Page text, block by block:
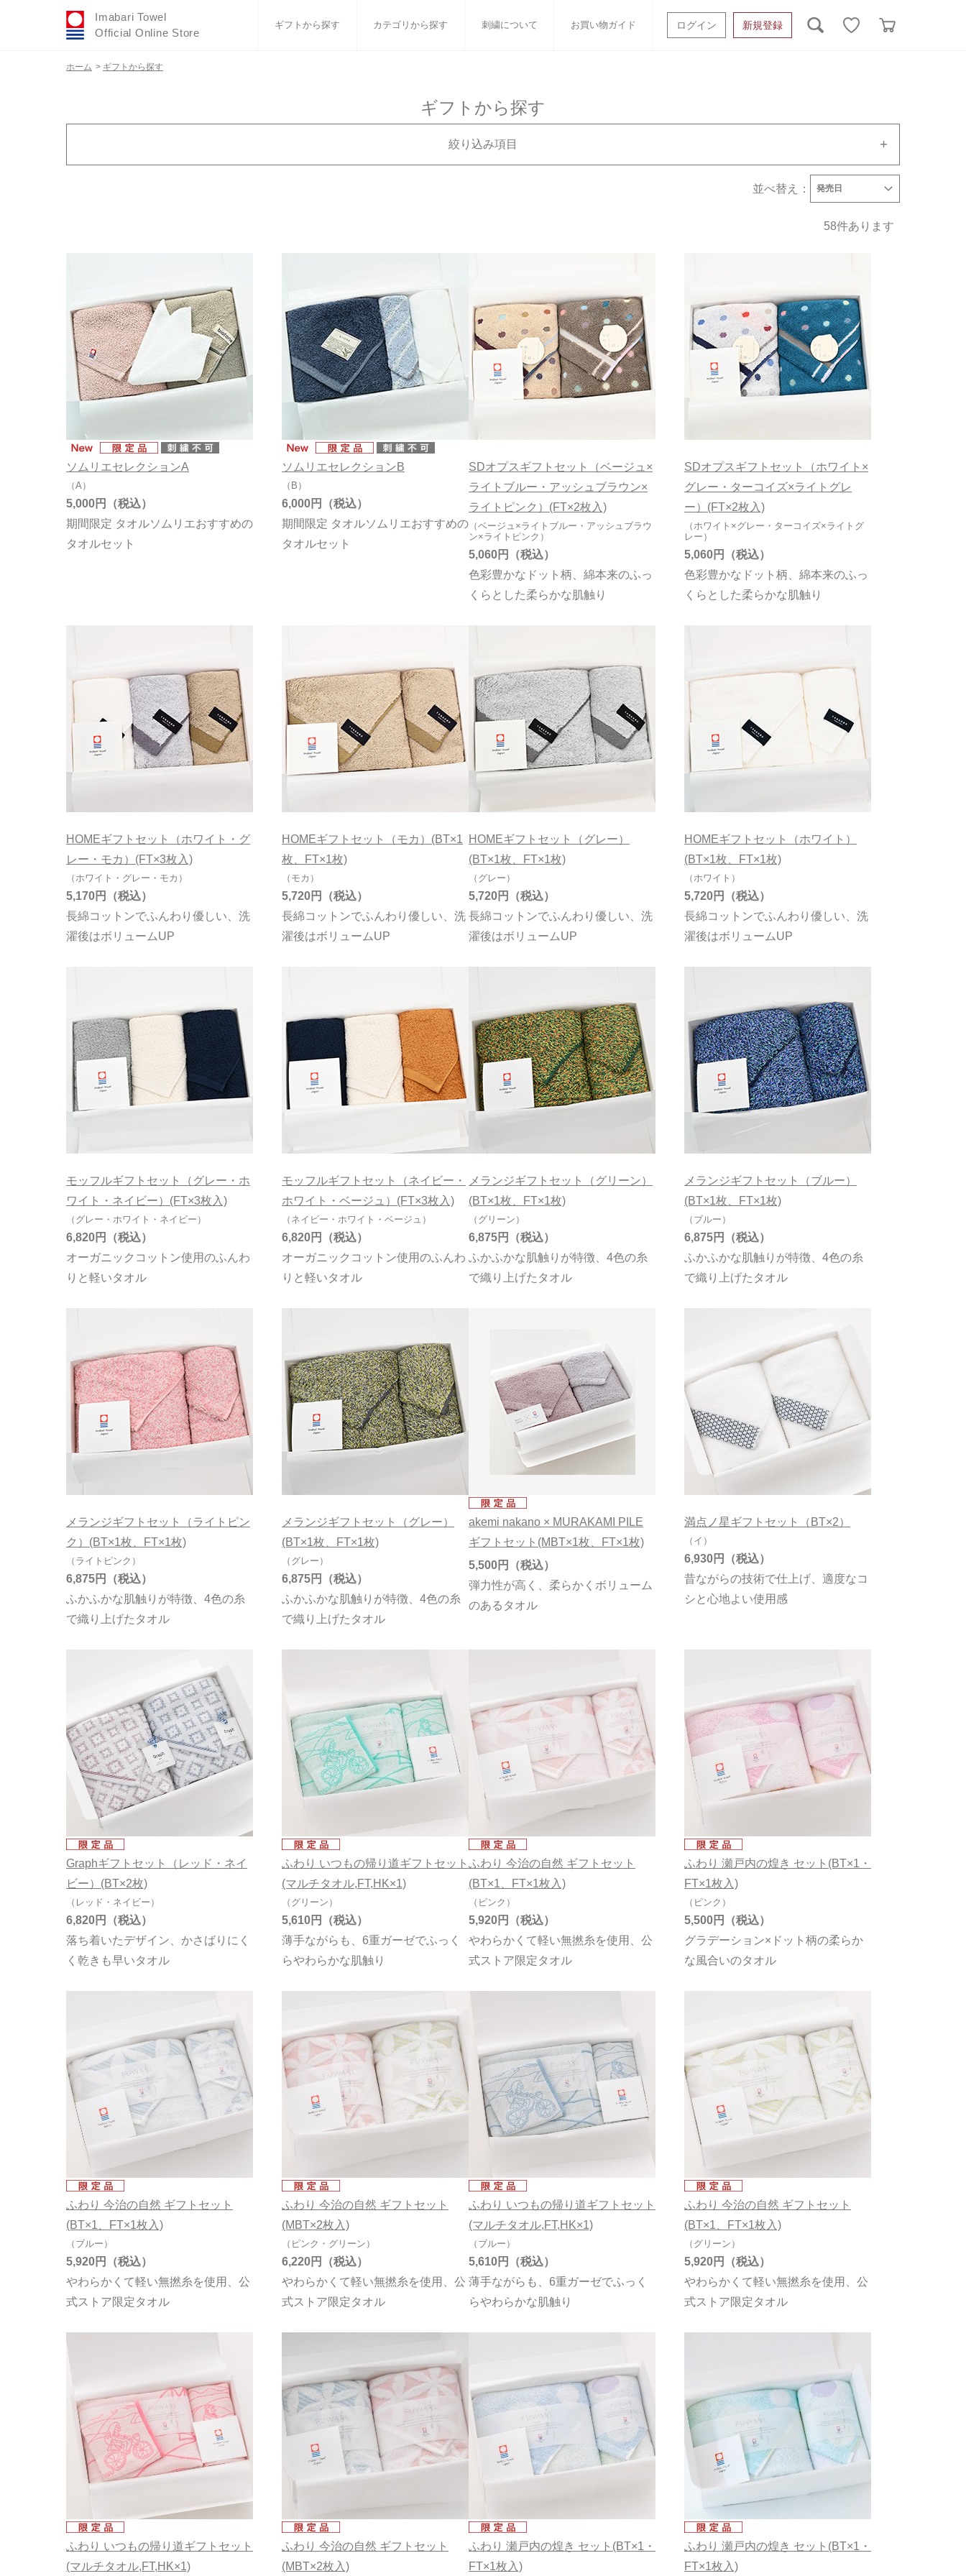
Imabari Towel
Official Online Store
ギフトから探す カテゴリから探す 刺繍について お買い物ガイド ログイン 新規登録
ウェディング 小さなお返し・お餞別 オーガニック
タオルハンカチ ベビーグッズ マフラー 衣類 タオルケット類
刺繍
ホーム > ギフトから探す
絞り込み項目
その他カラー無地
柄物 6,000円～6,999円
7,000円～7,999円
8,000円～8,999円
9,000円～9,999円
10,000円以上
オーガニック
タオルメーカーで絞り込む
田中産業
正岡タオル
丸山タオル
吉井タオル
杉野綿業
無撚糸
オーガニック
ギフトから探す
並べ替え： 発売日
58件あります
ソムリエセレクションA
（A）
期間限定 タオルソムリエおすすめの
タオルセット
5,000円
ソムリエセレクションB
（B）
期間限定 タオルソムリエおすすめの
タオルセット
6,000円
SDオプスギフトセット（ベージュ×
ライトブルー・アッシュブラウン×
ライトピンク）(FT×2枚入)
（ベージュ×ライトブルー・アッシュブラウ
ン×ライトピンク）
色彩豊かなドット柄、綿本来のふっ
くらとした柔らかな肌触り
5,060円
SDオプスギフトセット（ホワイト×
グレー・ターコイズ×ライトグレ
ー）(FT×2枚入)
（ホワイト×グレー・ターコイズ×ライトグ
レー）
色彩豊かなドット柄、綿本来のふっ
くらとした柔らかな肌触り
5,060円
HOMEギフトセット（ホワイト・グ
レー・モカ）(FT×3枚入)
（ホワイト・グレー・モカ）
長綿コットンでふんわり優しい、洗
濯後はボリュームUP
5,170円
HOMEギフトセット（モカ）(BT×1
枚、FT×1枚)
（モカ）
長綿コットンでふんわり優しい、洗
濯後はボリュームUP
5,720円
HOMEギフトセット（グレー）
(BT×1枚、FT×1枚)
（グレー）
長綿コットンでふんわり優しい、洗
濯後はボリュームUP
5,720円
HOMEギフトセット（ホワイト）
(BT×1枚、FT×1枚)
（ホワイト）
長綿コットンでふんわり優しい、洗
濯後はボリュームUP
5,720円
モッフルギフトセット（グレー・ホ
ワイト・ネイビー）(FT×3枚入)
（グレー・ホワイト・ネイビー）
オーガニックコットン使用のふんわ
りと軽いタオル
6,820円
モッフルギフトセット（ネイビー・
ホワイト・ベージュ）(FT×3枚入)
（ネイビー・ホワイト・ベージュ）
オーガニックコットン使用のふんわ
りと軽いタオル
6,820円
メランジギフトセット（グリーン）
(BT×1枚、FT×1枚)
（グリーン）
ふかふかな肌触りが特徴、4色の糸
で織り上げたタオル
6,875円
メランジギフトセット（ブルー）
(BT×1枚、FT×1枚)
（ブルー）
ふかふかな肌触りが特徴、4色の糸
で織り上げたタオル
6,875円
メランジギフトセット（ライトピン
ク）(BT×1枚、FT×1枚)
（ライトピンク）
ふかふかな肌触りが特徴、4色の糸
で織り上げたタオル
6,875円
メランジギフトセット（グレー）
(BT×1枚、FT×1枚)
（グレー）
ふかふかな肌触りが特徴、4色の糸
で織り上げたタオル
6,875円
akemi nakano × MURAKAMI PILE
ギフトセット(MBT×1枚、FT×1枚)
弾力性が高く、柔らかくボリューム
のあるタオル
5,500円
満点ノ星ギフトセット（BT×2）
（イ）
昔ながらの技術で仕上げ、適度なコ
シと心地よい使用感
6,930円
Graphギフトセット（レッド・ネイ
ビー）(BT×2枚)
（レッド・ネイビー）
落ち着いたデザイン、かさばりにく
く乾きも早いタオル
6,820円
ふわり いつもの帰り道ギフトセット
(マルチタオル,FT,HK×1)
（グリーン）
薄手ながらも、6重ガーゼでふっく
らやわらかな肌触り
5,610円
ふわり 今治の自然 ギフトセット
(BT×1、FT×1枚入)
（ピンク）
やわらかくて軽い無撚糸を使用、公
式ストア限定タオル
5,920円
ふわり 瀬戸内の煌き セット(BT×1・
FT×1枚入)
（ピンク）
グラデーション×ドット柄の柔らか
な風合いのタオル
5,500円
ふわり 今治の自然 ギフトセット
(BT×1、FT×1枚入)
（ブルー）
やわらかくて軽い無撚糸を使用、公
式ストア限定タオル
5,920円
ふわり 今治の自然 ギフトセット
(MBT×2枚入)
（ピンク・グリーン）
やわらかくて軽い無撚糸を使用、公
式ストア限定タオル
6,220円
ふわり いつもの帰り道ギフトセット
(マルチタオル,FT,HK×1)
（ブルー）
薄手ながらも、6重ガーゼでふっく
らやわらかな肌触り
5,610円
ふわり 今治の自然 ギフトセット
(BT×1、FT×1枚入)
（グリーン）
やわらかくて軽い無撚糸を使用、公
式ストア限定タオル
5,920円
ふわり いつもの帰り道ギフトセット
(マルチタオル,FT,HK×1)
ふわり 今治の自然 ギフトセット
(MBT×2枚入)
ふわり 瀬戸内の煌き セット(BT×1・
FT×1枚入)
ふわり 瀬戸内の煌き セット(BT×1・
FT×1枚入)